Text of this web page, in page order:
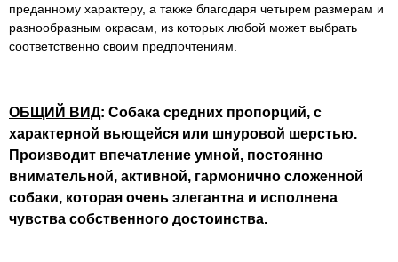
преданному характеру, а также благодаря четырем размерам и
разнообразным окрасам, из которых любой может выбрать
соответственно своим предпочтениям.
ОБЩИЙ ВИД: Собака средних пропорций, с
характерной вьющейся или шнуровой шерстью.
Производит впечатление умной, постоянно
внимательной, активной, гармонично сложенной
собаки, которая очень элегантна и исполнена
чувства собственного достоинства.